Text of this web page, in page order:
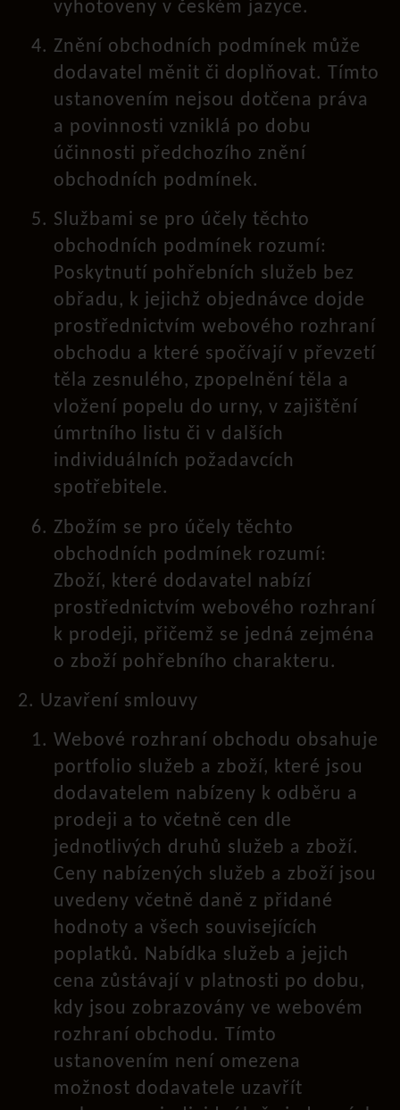
vyhotoveny v českém jazyce.
Znění obchodních podmínek může
dodavatel měnit či doplňovat. Tímto
ustanovením nejsou dotčena práva
a povinnosti vzniklá po dobu
účinnosti předchozího znění
obchodních podmínek.
Službami se pro účely těchto
obchodních podmínek rozumí:
Poskytnutí pohřebních služeb bez
obřadu, k jejichž objednávce dojde
prostřednictvím webového rozhraní
obchodu a které spočívají v převzetí
těla zesnulého, zpopelnění těla a
vložení popelu do urny, v zajištění
úmrtního listu či v dalších
individuálních požadavcích
spotřebitele.
Zbožím se pro účely těchto
obchodních podmínek rozumí:
Zboží, které dodavatel nabízí
prostřednictvím webového rozhraní
k prodeji, přičemž se jedná zejména
o zboží pohřebního charakteru.
2. Uzavření smlouvy
Webové rozhraní obchodu obsahuje
portfolio služeb a zboží, které jsou
dodavatelem nabízeny k odběru a
prodeji a to včetně cen dle
jednotlivých druhů služeb a zboží.
Ceny nabízených služeb a zboží jsou
uvedeny včetně daně z přidané
hodnoty a všech souvisejících
poplatků. Nabídka služeb a jejich
cena zůstávají v platnosti po dobu,
kdy jsou zobrazovány ve webovém
rozhraní obchodu. Tímto
ustanovením není omezena
možnost dodavatele uzavřít